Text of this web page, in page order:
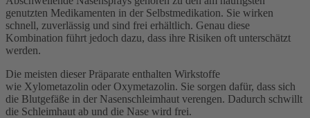
genutzten Medikamenten in der Selbstmedikation. Sie wirken
schnell, zuverlässig und sind frei erhältlich. Genau diese
Kombination führt jedoch dazu, dass ihre Risiken oft unterschätzt
werden.
Die meisten dieser Präparate enthalten Wirkstoffe
wie Xylometazolin oder Oxymetazolin. Sie sorgen dafür, dass sich
die Blutgefäße in der Nasenschleimhaut verengen. Dadurch schwillt
die Schleimhaut ab und die Nase wird frei.